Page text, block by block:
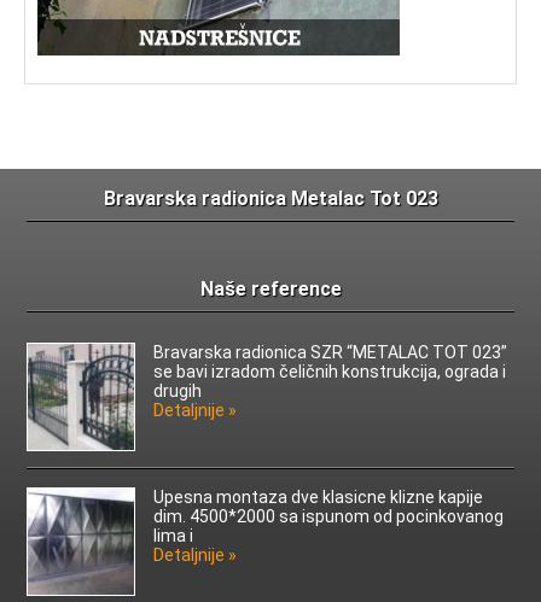
Bravarska radionica Metalac Tot 023
Naše reference
Bravarska radionica SZR “METALAC TOT 023”
se bavi izradom čeličnih konstrukcija, ograda i
drugih
Detaljnije »
Upesna montaza dve klasicne klizne kapije
dim. 4500*2000 sa ispunom od pocinkovanog
lima i
Detaljnije »